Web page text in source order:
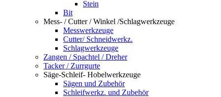
Stein
Bit
Mess- / Cutter / Winkel /Schlagwerkzeuge
Messwerkzeuge
Cutter/ Schneidwerkz.
Schlagwerkzeuge
Zangen / Spachtel / Dreher
Tacker / Zurrgurte
Säge-Schleif- Hobelwerkzeuge
Sägen und Zubehör
Schleifwerkz. und Zubehör